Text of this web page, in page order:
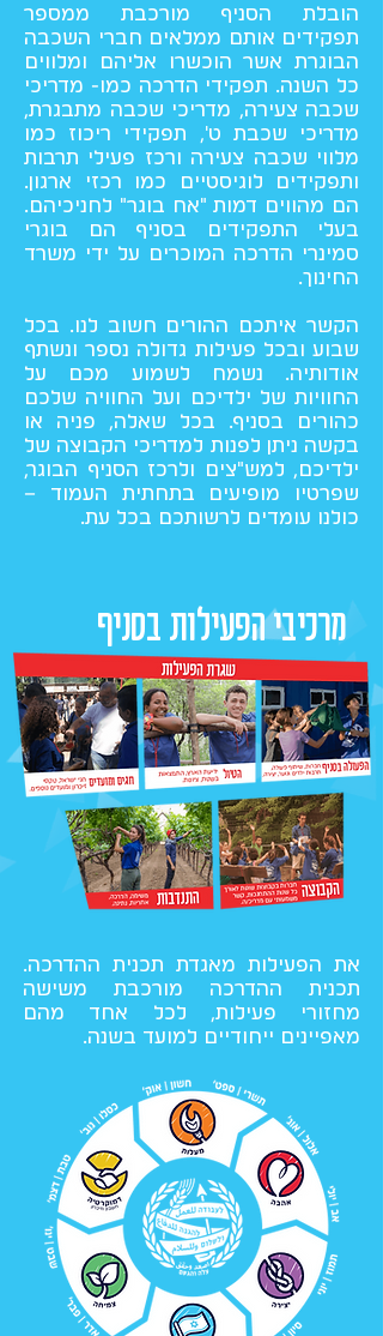
הובלת הסניף מורכבת ממספר
תפקידים אותם ממלאים חברי השכבה
הבוגרת אשר הוכשרו אליהם ומלווים
כל השנה. תפקידי הדרכה כמו- מדריכי
שכבה צעירה, מדריכי שכבה מתבגרת,
מדריכי שכבת ט', תפקידי ריכוז כמו
מלווי שכבה צעירה ורכז פעילי תרבות
ותפקידים לוגיסטיים כמו רכזי ארגון.
הם מהווים דמות "אח בוגר" לחניכיהם.
בעלי התפקידים בסניף הם בוגרי
סמינרי הדרכה המוכרים על ידי משרד
החינוך.
הקשר איתכם ההורים חשוב לנו. בכל
שבוע ובכל פעילות גדולה נספר ונשתף
אודותיה. נשמח לשמוע מכם על
החוויות של ילדיכם ועל החוויה שלכם
כהורים בסניף. בכל שאלה, פניה או
בקשה ניתן לפנות למדריכי הקבוצה של
ילדיכם, למש"צים ולרכז הסניף הבוגר,
שפרטיו מופיעים בתחתית העמוד –
כולנו עומדים לרשותכם בכל עת.
מרכיבי הפעילות בסניף
את הפעילות מאגדת תכנית ההדרכה.
תכנית ההדרכה מורכבת משישה
מחזורי פעילות, לכל אחד מהם
מאפיינים ייחודיים למועד בשנה.